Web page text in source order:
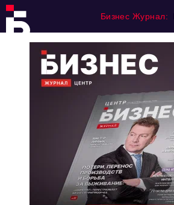
Бизнес Журнал:
Регулирование